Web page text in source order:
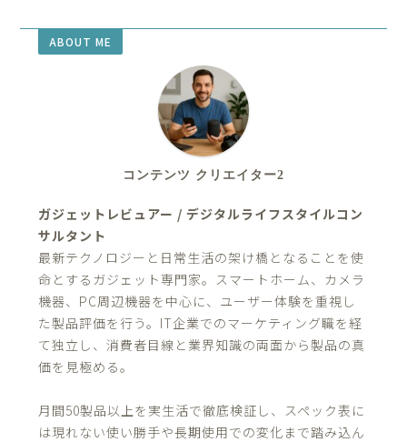
ABOUT ME
コンテンツ クリエイター2
ガジェットレビュアー / デジタルライフスタイルコン
サルタント
最新テクノロジーと日常生活の架け橋となることを使
命とするガジェット専門家。スマートホーム、カメラ
機器、PC周辺機器を中心に、ユーザー体験を重視し
た製品評価を行う。IT企業でのマーケティング職を経
て独立し、消費者目線と業界知識の両面から製品の真
価を見極める。
月間50製品以上を実生活で徹底検証し、スペック表に
は現れない使い勝手や長期使用での変化まで踏み込ん